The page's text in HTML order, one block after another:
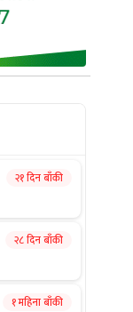
२१ दिन बाँकी
२८ दिन बाँकी
१ महिना बाँकी